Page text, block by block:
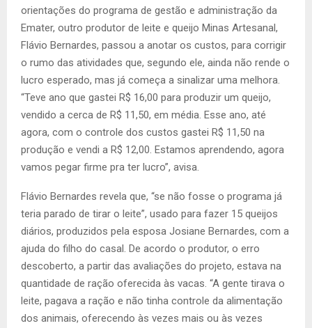
orientações do programa de gestão e administração da
Emater, outro produtor de leite e queijo Minas Artesanal,
Flávio Bernardes, passou a anotar os custos, para corrigir
o rumo das atividades que, segundo ele, ainda não rende o
lucro esperado, mas já começa a sinalizar uma melhora.
“Teve ano que gastei R$ 16,00 para produzir um queijo,
vendido a cerca de R$ 11,50, em média. Esse ano, até
agora, com o controle dos custos gastei R$ 11,50 na
produção e vendi a R$ 12,00. Estamos aprendendo, agora
vamos pegar firme pra ter lucro”, avisa.
Flávio Bernardes revela que, “se não fosse o programa já
teria parado de tirar o leite”, usado para fazer 15 queijos
diários, produzidos pela esposa Josiane Bernardes, com a
ajuda do filho do casal. De acordo o produtor, o erro
descoberto, a partir das avaliações do projeto, estava na
quantidade de ração oferecida às vacas. “A gente tirava o
leite, pagava a ração e não tinha controle da alimentação
dos animais, oferecendo às vezes mais ou às vezes